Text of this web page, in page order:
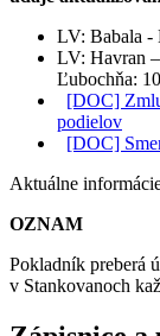
LV: Babala -
LV: Havran
Ľubochňa:
[DOC]
podielov
[DOC]
Aktuálne
OZNAM
Pokladník preberá
v Stankovanoch